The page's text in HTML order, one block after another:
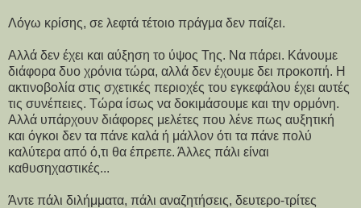
Λόγω κρίσης, σε λεφτά τέτοιο πράγμα δεν παίζει.
Αλλά δεν έχει και αύξηση το ύψος Της. Να πάρει. Κάνουμε
διάφορα δυο χρόνια τώρα, αλλά δεν έχουμε δει προκοπή. Η
ακτινοβολία στις σχετικές περιοχές του εγκεφάλου έχει αυτές
τις συνέπειες. Τώρα ίσως να δοκιμάσουμε και την ορμόνη.
Αλλά υπάρχουν διάφορες μελέτες που λένε πως αυξητική
και όγκοι δεν τα πάνε καλά ή μάλλον ότι τα πάνε πολύ
καλύτερα από ό,τι θα έπρεπε. Άλλες πάλι είναι
καθυσηχαστικές...
Άντε πάλι διλήμματα, πάλι αναζητήσεις, δευτερο-τρίτες